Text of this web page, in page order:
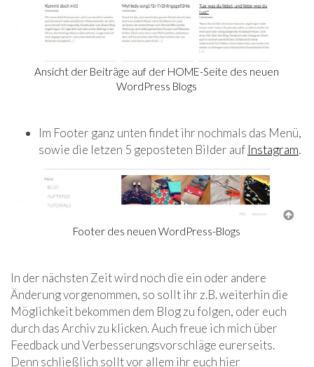
Ansicht der Beiträge auf der HOME-Seite des neuen
WordPress Blogs
Im Footer ganz unten findet ihr nochmals das Menü,
sowie die letzen 5 geposteten Bilder auf Instagram.
Footer des neuen WordPress-Blogs
In der nächsten Zeit wird noch die ein oder andere
Änderung vorgenommen, so sollt ihr z.B. weiterhin die
Möglichkeit bekommen dem Blog zu folgen, oder euch
durch das Archiv zu klicken. Auch freue ich mich über
Feedback und Verbesserungsvorschläge eurerseits.
Denn schließlich sollt vor allem ihr euch hier